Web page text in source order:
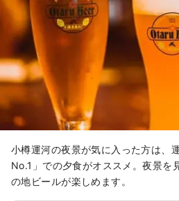
小樽運河の夜景が気に入った方は、
No.1」での夕食がオススメ。夜景を
の地ビールが楽しめます。